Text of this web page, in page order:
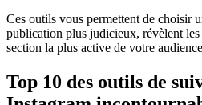
Ces outils vous permettent de choisir
publication plus judicieux, révèlent
section la plus active de votre
Top 10 des outils de